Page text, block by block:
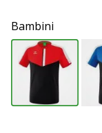
come
marchio
Ambassador.
11. 8. 2022
Bambini